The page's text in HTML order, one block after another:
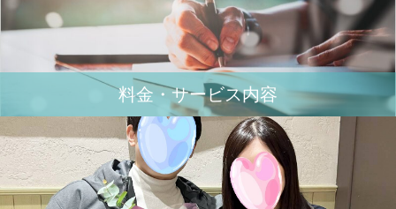
料金・サービス内容